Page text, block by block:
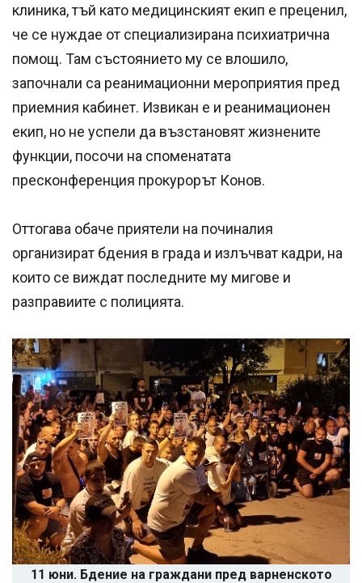
клиника, тъй като медицинският екип е преценил,
че се нуждае от специализирана психиатрична
помощ. Там състоянието му се влошило,
започнали са реанимационни мероприятия пред
приемния кабинет. Извикан е и реанимационен
екип, но не успели да възстановят жизнените
функции, посочи на споменатата
пресконференция прокурорът Конов.
Оттогава обаче приятели на починалия
организират бдения в града и излъчват кадри, на
които се виждат последните му мигове и
разправиите с полицията.
11 юни. Бдение на граждани пред варненското